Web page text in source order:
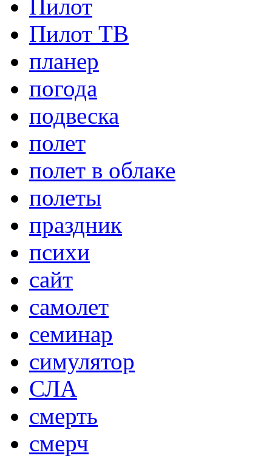
Пилот
Пилот ТВ
планер
погода
подвеска
полет
полет в облаке
полеты
праздник
психи
сайт
самолет
семинар
симулятор
СЛА
смерть
смерч